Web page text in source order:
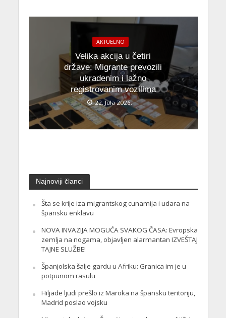
AKTUELNO
Velika akcija u četiri
države: Migrante prevozili
ukradenim i lažno
registrovanim vozilima
22. Jula 2026.
Najnoviji članci
Šta se krije iza migrantskog cunamija i udara na
špansku enklavu
NOVA INVAZIJA MOGUĆA SVAKOG ČASA: Evropska
zemlja na nogama, objavljen alarmantan IZVEŠTAJ
TAJNE SLUŽBE!
Španjolska šalje gardu u Afriku: Granica im je u
potpunom rasulu
Hiljade ljudi prešlo iz Maroka na špansku teritoriju,
Madrid poslao vojsku